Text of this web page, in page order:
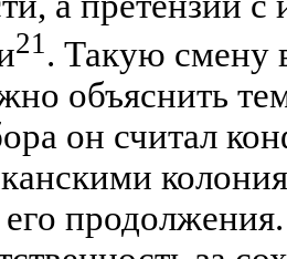
21. Такую смену
объяснить
он считал
его